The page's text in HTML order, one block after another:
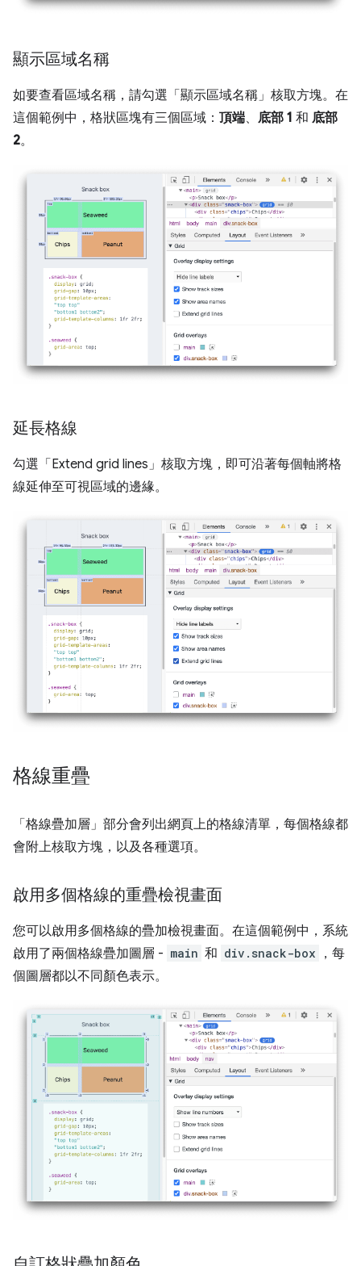
顯示區域名稱
如要查看區域名稱，請勾選「顯示區域名稱」 核取方塊。在
這個範例中，格狀區塊有三個區域： 頂端、 底部 1 和 底部
2。
延長格線
勾選「Extend grid lines」 核取方塊，即可沿著每個軸將格
線延伸至可視區域的邊緣。
格線重疊
「格線疊加層」 部分會列出網頁上的格線清單，每個格線都
會附上核取方塊，以及各種選項。
啟用多個格線的重疊檢視畫面
您可以啟用多個格線的疊加檢視畫面。在這個範例中，系統
啟用了兩個格線疊加圖層 - main 和 div.snack-box
，每
個圖層都以不同顏色表示。